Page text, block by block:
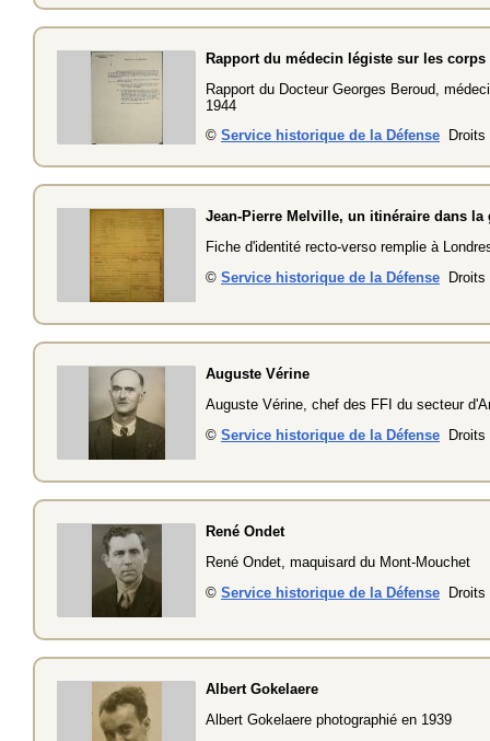
Rapport du médecin légiste sur les
Rapport du Docteur Georges Beroud,
1944
© Service historique de la Défense Droits
Jean-Pierre Melville, un itinéraire dans la
Fiche d'identité recto-verso remplie à
© Service historique de la Défense Droits
Auguste Vérine
Auguste Vérine, chef des FFI du secteur
© Service historique de la Défense Droits
René Ondet
René Ondet, maquisard du Mont-Mouchet
© Service historique de la Défense Droits
Albert Gokelaere
Albert Gokelaere photographié en 1939